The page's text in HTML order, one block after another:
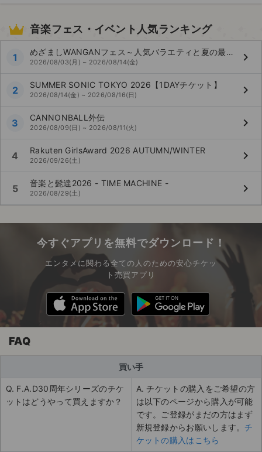
音楽フェス・イベント人気ランキング
1 めざましWANGANフェス～人気バラエティと夏の最強コラボ～
2026/08/03(月) ~ 2026/08/14(金) keyboard_arrow_right
2 SUMMER SONIC TOKYO 2026【1DAYチケット】
2026/08/14(金) ~ 2026/08/16(日) keyboard_arrow_right
3 CANNONBALL外伝
2026/08/09(日) ~ 2026/08/11(火) keyboard_arrow_right
4 Rakuten GirlsAward 2026 AUTUMN/WINTER
2026/09/26(土) keyboard_arrow_right
5 音楽と髭達2026 - TIME MACHINE -
2026/08/29(土) keyboard_arrow_right
今すぐアプリを無料でダウンロード！
エンタメに関わる全ての人のための安心チケッ
ト売買アプリ
FAQ
買い手
Q. F.A.D30周年シリーズのチケ
ットはどうやって買えますか？
A. チケットの購入をご希望の方
は以下のページから購入が可能
です。ご登録がまだの方はまず
新規登録からお願いします。 チ
ケットの購入はこちら